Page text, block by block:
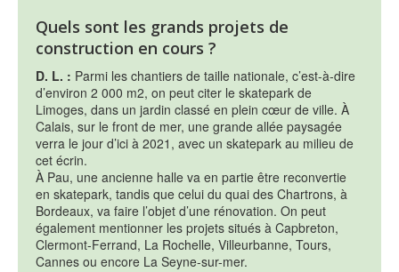
Quels sont les grands projets de
construction en cours ?
D. L. : Parmi les chantiers de taille nationale, c’est-à-dire
d’environ 2 000 m2, on peut citer le skatepark de
Limoges, dans un jardin classé en plein cœur de ville. À
Calais, sur le front de mer, une grande allée paysagée
verra le jour d’ici à 2021, avec un skatepark au milieu de
cet écrin.
À Pau, une ancienne halle va en partie être reconvertie
en skatepark, tandis que celui du quai des Chartrons, à
Bordeaux, va faire l’objet d’une rénovation. On peut
également mentionner les projets situés à Capbreton,
Clermont-Ferrand, La Rochelle, Villeurbanne, Tours,
Cannes ou encore La Seyne-sur-mer.